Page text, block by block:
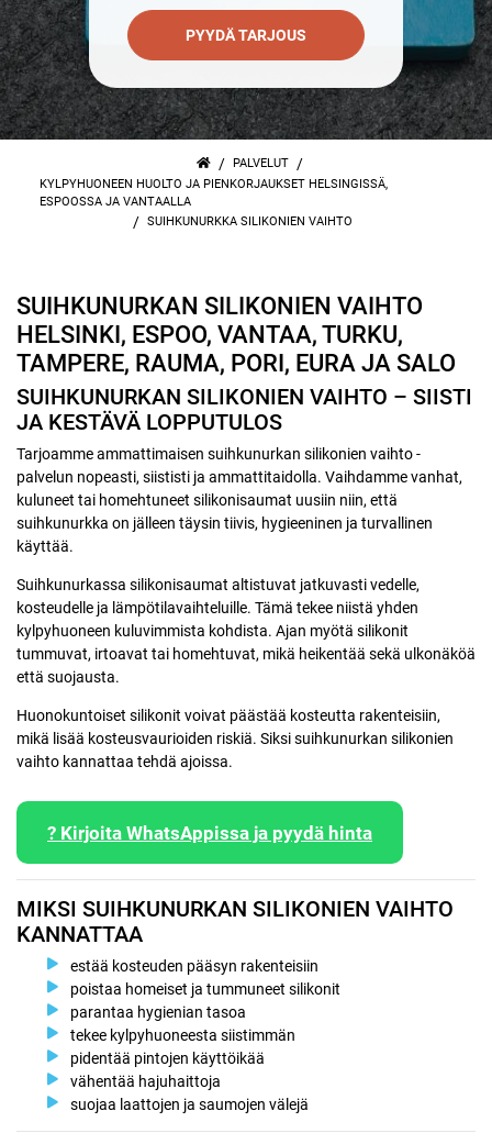
PYYDÄ TARJOUS
/ PALVELUT /
KYLPYHUONEEN HUOLTO JA PIENKORJAUKSET HELSINGISSÄ,
ESPOOSSA JA VANTAALLA
/ SUIHKUNURKKA SILIKONIEN VAIHTO
SUIHKUNURKAN SILIKONIEN VAIHTO
HELSINKI, ESPOO, VANTAA, TURKU,
TAMPERE, RAUMA, PORI, EURA JA SALO
SUIHKUNURKAN SILIKONIEN VAIHTO – SIISTI
JA KESTÄVÄ LOPPUTULOS
Tarjoamme ammattimaisen suihkunurkan silikonien vaihto -
palvelun nopeasti, siististi ja ammattitaidolla. Vaihdamme vanhat,
kuluneet tai homehtuneet silikonisaumat uusiin niin, että
suihkunurkka on jälleen täysin tiivis, hygieeninen ja turvallinen
käyttää.
Suihkunurkassa silikonisaumat altistuvat jatkuvasti vedelle,
kosteudelle ja lämpötilavaihteluille. Tämä tekee niistä yhden
kylpyhuoneen kuluvimmista kohdista. Ajan myötä silikonit
tummuvat, irtoavat tai homehtuvat, mikä heikentää sekä ulkonäköä
että suojausta.
Huonokuntoiset silikonit voivat päästää kosteutta rakenteisiin,
mikä lisää kosteusvaurioiden riskiä. Siksi suihkunurkan silikonien
vaihto kannattaa tehdä ajoissa.
? Kirjoita WhatsAppissa ja pyydä hinta
MIKSI SUIHKUNURKAN SILIKONIEN VAIHTO
KANNATTAA
estää kosteuden pääsyn rakenteisiin
poistaa homeiset ja tummuneet silikonit
parantaa hygienian tasoa
tekee kylpyhuoneesta siistimmän
pidentää pintojen käyttöikää
vähentää hajuhaittoja
suojaa laattojen ja saumojen välejä